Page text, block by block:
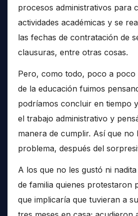
procesos administrativos para
actividades académicas y se
las fechas de contratación de
clausuras, entre otras cosas.
Pero, como todo, poco a poco
de la educación fuimos
podríamos concluir en tiempo
el trabajo administrativo y
manera de cumplir. Así que no
problema, después del
A los que no les gustó ni
de familia quienes protestaron
que implicaría que tuvieran a